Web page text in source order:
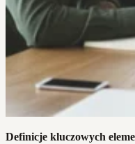
Definicje kluczowych